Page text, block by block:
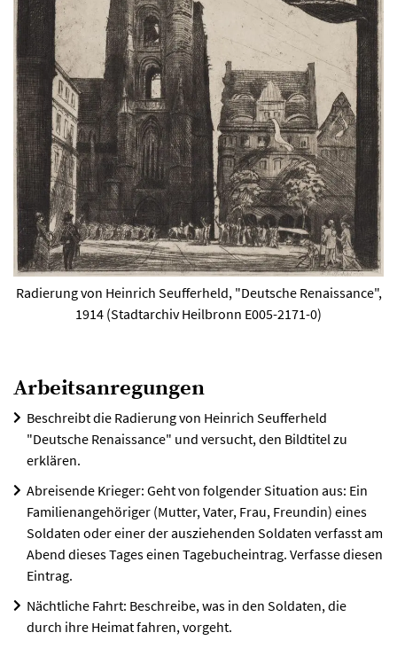
Radierung von Heinrich Seufferheld, "Deutsche Renaissance",
1914 (Stadtarchiv Heilbronn E005-2171-0)
Arbeitsanregungen
Beschreibt die Radierung von Heinrich Seufferheld
"Deutsche Renaissance" und versucht, den Bildtitel zu
erklären.
Abreisende Krieger: Geht von folgender Situation aus: Ein
Familienangehöriger (Mutter, Vater, Frau, Freundin) eines
Soldaten oder einer der ausziehenden Soldaten verfasst am
Abend dieses Tages einen Tagebucheintrag. Verfasse diesen
Eintrag.
Nächtliche Fahrt: Beschreibe, was in den Soldaten, die
durch ihre Heimat fahren, vorgeht.